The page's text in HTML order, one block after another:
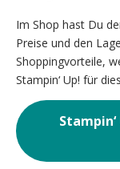
Im Shop hast Du
Preise und den
Shoppingvorteile,
Stampin‘ Up! für